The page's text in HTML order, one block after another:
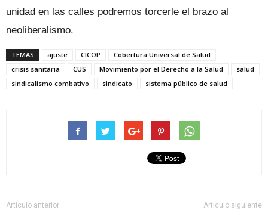
unidad en las calles podremos torcerle el brazo al
neoliberalismo.
TEMAS ajuste CICOP
Cobertura Universal de Salud
crisis sanitaria
CUS Movimiento por el Derecho a la Salud
salud
sindicalismo combativo
sindicato sistema público de salud
Artículo anterior Artículo siguiente